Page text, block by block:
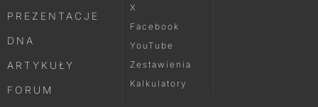
PREZENTACJE
DNA
ARTYKUŁY
FORUM
X
Facebook
YouTube
Zestawienia
Kalkulatory